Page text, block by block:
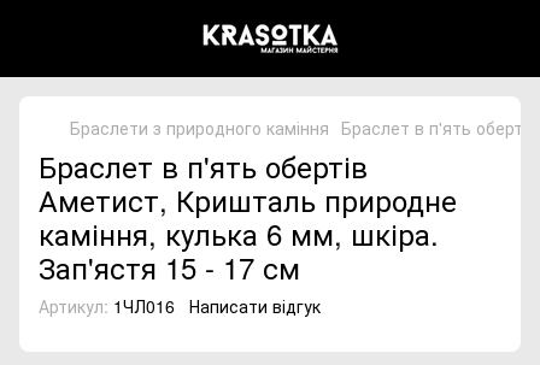
Браслети з природного каміння Браслет в п'ять
Браслет в п'ять обертів
Аметист, Кришталь природне
каміння, кулька 6 мм, шкіра.
Зап'ястя 15 - 17 см
Артикул: 1ЧЛ016 Написати відгук